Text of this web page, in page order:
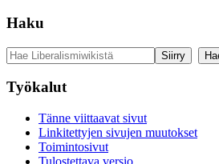
Haku
Työkalut
Tänne viittaavat sivut
Linkitettyjen sivujen muutokset
Toimintosivut
Tulostettava versio